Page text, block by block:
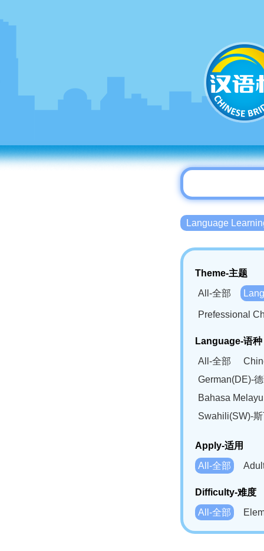
Language
Theme-主题
All-全部
Prefessional
Language-语种
All-全部
German(DE)-
Bahasa
Swahili(SW)-
Apply-适用
All-全部
Difficulty-难度
All-全部